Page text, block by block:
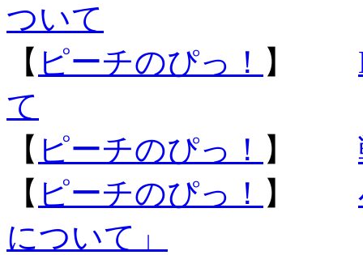
ついて
【 ピーチのぴっ！ 】
て
【 ピーチのぴっ！ 】
【 ピーチのぴっ！ 】
について」